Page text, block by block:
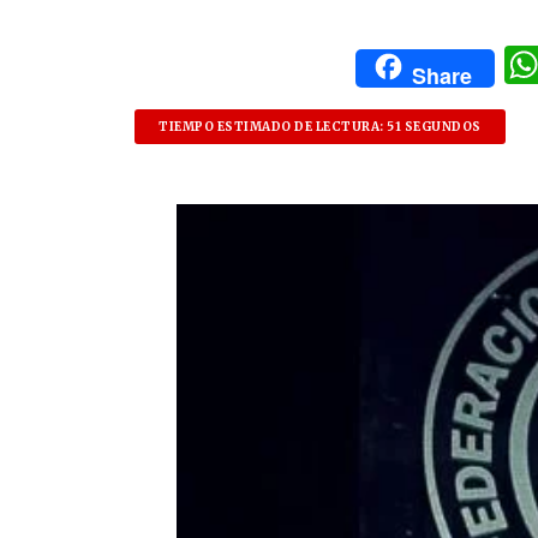
Share
TIEMPO ESTIMADO DE LECTURA: 51 SEGUNDOS